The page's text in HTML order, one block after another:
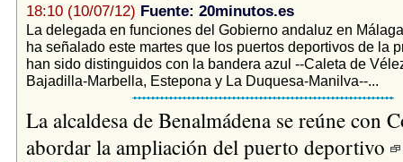
18:10 (10/07/12) Fuente: 20minutos.es
La delegada en funciones del Gobierno andaluz en
ha señalado este martes que los puertos deportivos de la
han sido distinguidos con la bandera azul --Caleta de
Bajadilla-Marbella, Estepona y La Duquesa-Manilva--...
La alcaldesa de Benalmádena se reúne con
abordar la ampliación del puerto deportivo